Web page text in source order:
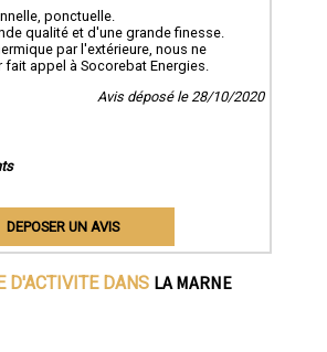
ponctuelle.
qualité et d'une grande finesse.
par l'extérieure, nous ne
appel à Socorebat Energies.
Avis déposé le 28/10/2020
DEPOSER UN AVIS
D'ACTIVITE DANS LA MARNE